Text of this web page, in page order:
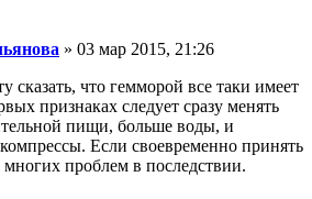
» 03 мар 2015, 21:26
сказать, что гемморой все таки имеет
признаках следует сразу менять
пищи, больше воды, и
Если своевременно принять
проблем в последствии.